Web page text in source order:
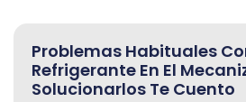
Problemas Habituales
Refrigerante En El
Solucionarlos Te Cuento